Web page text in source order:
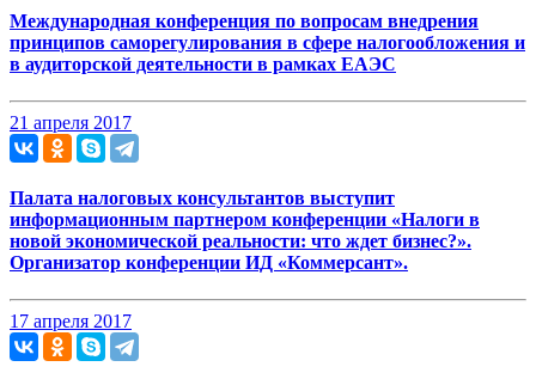
Международная конференция по вопросам внедрения
принципов саморегулирования в сфере налогообложения и
в аудиторской деятельности в рамках ЕАЭС
21 апреля 2017
Палата налоговых консультантов выступит
информационным партнером конференции «Налоги в
новой экономической реальности: что ждет бизнес?».
Организатор конференции ИД «Коммерсант».
17 апреля 2017